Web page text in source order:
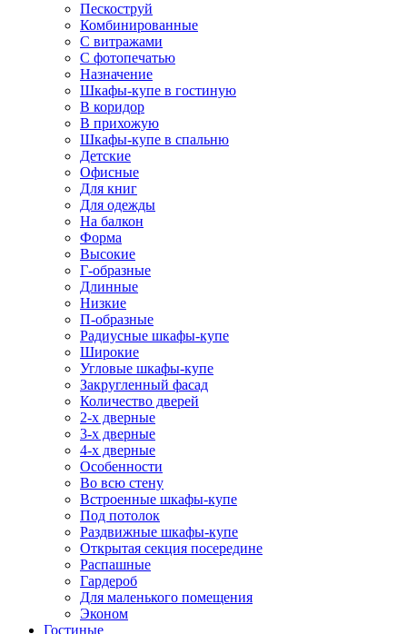
Пескоструй
Комбинированные
С витражами
С фотопечатью
Назначение
Шкафы-купе в гостиную
В коридор
В прихожую
Шкафы-купе в спальню
Детские
Офисные
Для книг
Для одежды
На балкон
Форма
Высокие
Г-образные
Длинные
Низкие
П-образные
Радиусные шкафы-купе
Широкие
Угловые шкафы-купе
Закругленный фасад
Количество дверей
2-х дверные
3-х дверные
4-х дверные
Особенности
Во всю стену
Встроенные шкафы-купе
Под потолок
Раздвижные шкафы-купе
Открытая секция посередине
Распашные
Гардероб
Для маленького помещения
Эконом
Гостиные